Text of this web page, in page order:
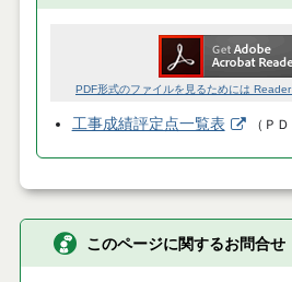
PDF形式のファイルを見るためには
工事成績評定点一覧表 （ ＰＤ
このページに関するお問合せ